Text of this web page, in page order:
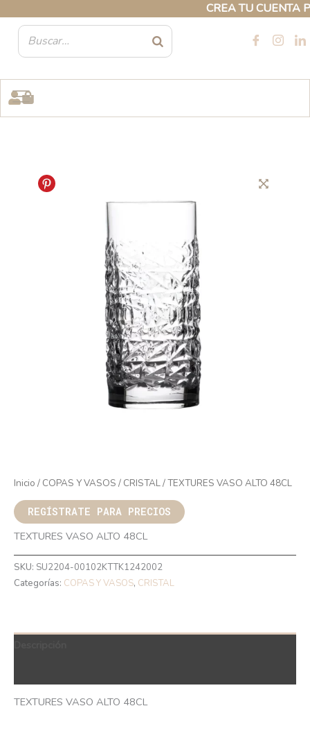
CREA TU CUENTA
contenido
Inicio / COPAS Y VASOS / CRISTAL/ TEXTURES VASO ALTO 48CL
REGÍSTRATE PARA PRECIOS
TEXTURES VASO ALTO 48CL
SKU: SU2204-00102KTTK1242002
Categorías: COPAS Y VASOS, CRISTAL
TEXTURES VASO ALTO 48CL